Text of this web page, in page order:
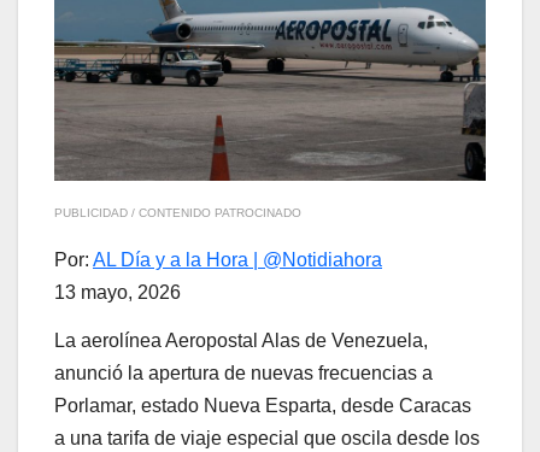
PUBLICIDAD / CONTENIDO PATROCINADO
Por: AL Día y a la Hora | @Notidiahora
13 mayo, 2026
La aerolínea Aeropostal Alas de Venezuela,
anunció la apertura de nuevas frecuencias a
Porlamar, estado Nueva Esparta, desde Caracas
a una tarifa de viaje especial que oscila desde los